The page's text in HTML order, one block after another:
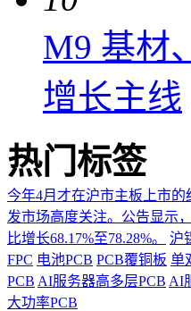
M9 基材
增长主线
热门标签
今年4月才在沪市主板上市
发市场高度关注。公告显示
比增长68.17%至78.28%。
沪
FPC 电池PCB PCB覆铜板 单
PCB AI服务器高多层PCB AI
大功率PCB